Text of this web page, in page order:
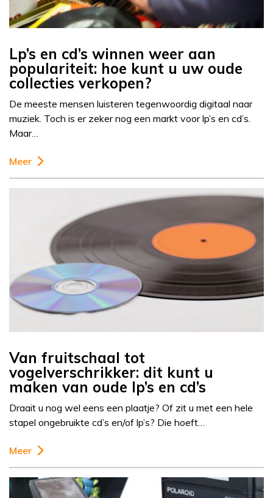
Lp’s en cd’s winnen weer aan
populariteit: hoe kunt u uw oude
collecties verkopen?
De meeste mensen luisteren tegenwoordig digitaal naar
muziek. Toch is er zeker nog een markt voor lp’s en cd’s.
Maar…
Meer
Van fruitschaal tot
vogelverschrikker: dit kunt u
maken van oude lp’s en cd’s
Draait u nog wel eens een plaatje? Of zit u met een hele
stapel ongebruikte cd’s en/of lp’s? Die hoeft…
Meer